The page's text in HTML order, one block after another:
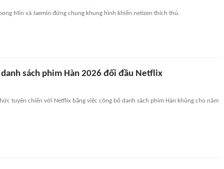
Min và Jaemin đứng chung khung hình khiến netizen thích thú.
sách phim Hàn 2026 đối đầu Netflix
tuyên chiến với Netflix bằng việc công bố danh sách phim Hàn khủng cho năm